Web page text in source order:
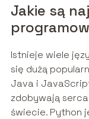
Jakie są
Istnieje wiele
się dużą
Java i
zdobywają
świecie. Python